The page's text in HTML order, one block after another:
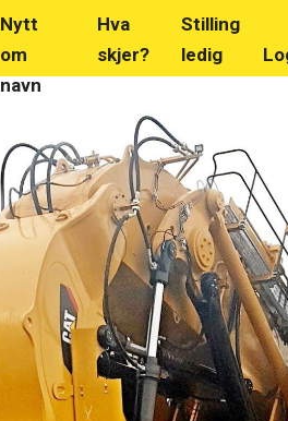
Nytt
om
navn
Hva
skjer?
Stilling
ledig